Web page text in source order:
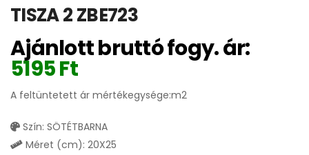
TISZA 2 ZBE723
Ajánlott bruttó fogy. ár:
5195Ft
A feltüntetett ár mértékegysége:m2
Szín: SÖTÉTBARNA
Méret (cm): 20X25